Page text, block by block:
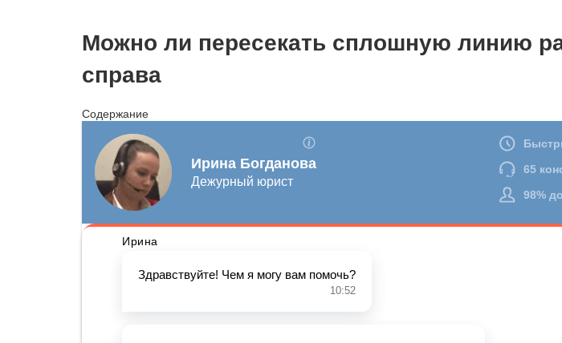
Можно ли пересекать сплошную линию
справа
Содержание